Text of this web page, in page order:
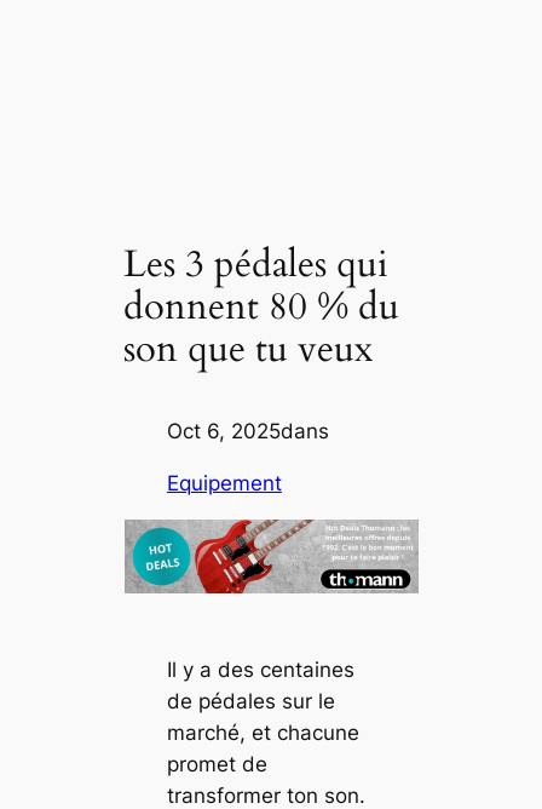
Les 3 pédales qui
donnent 80 % du
son que tu veux
Oct 6, 2025dans
Equipement
Il y a des centaines
de pédales sur le
marché, et chacune
promet de
transformer ton son.